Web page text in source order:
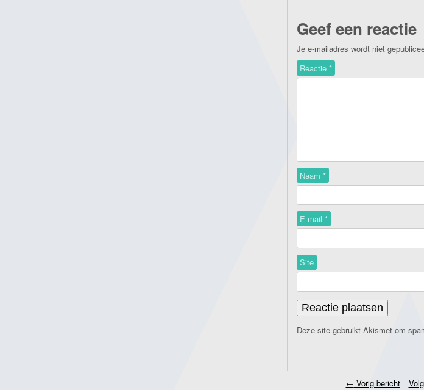
Geef een reactie
Je e-mailadres wordt niet
Reactie *
Naam *
E-mail *
Site
Deze site gebruikt Akismet om
← Vorig bericht